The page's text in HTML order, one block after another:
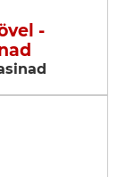
-